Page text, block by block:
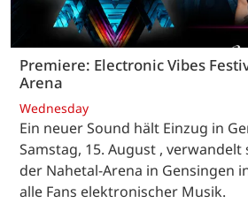
Premiere: Electronic Vibes
Arena
Wednesday
Ein neuer Sound hält Einzug in
Samstag, 15. August , verwandelt
der Nahetal-Arena in Gensingen
alle Fans elektronischer Musik.